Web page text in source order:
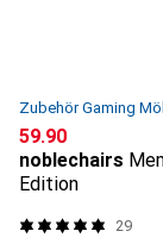
Zubehör Gaming
CHF
59.90
noblechairs
Edition
29